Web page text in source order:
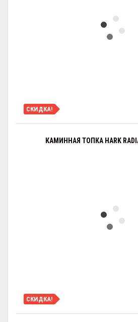
СКИДКА!
КАМИННАЯ ТОПКА HARK
СКИДКА!